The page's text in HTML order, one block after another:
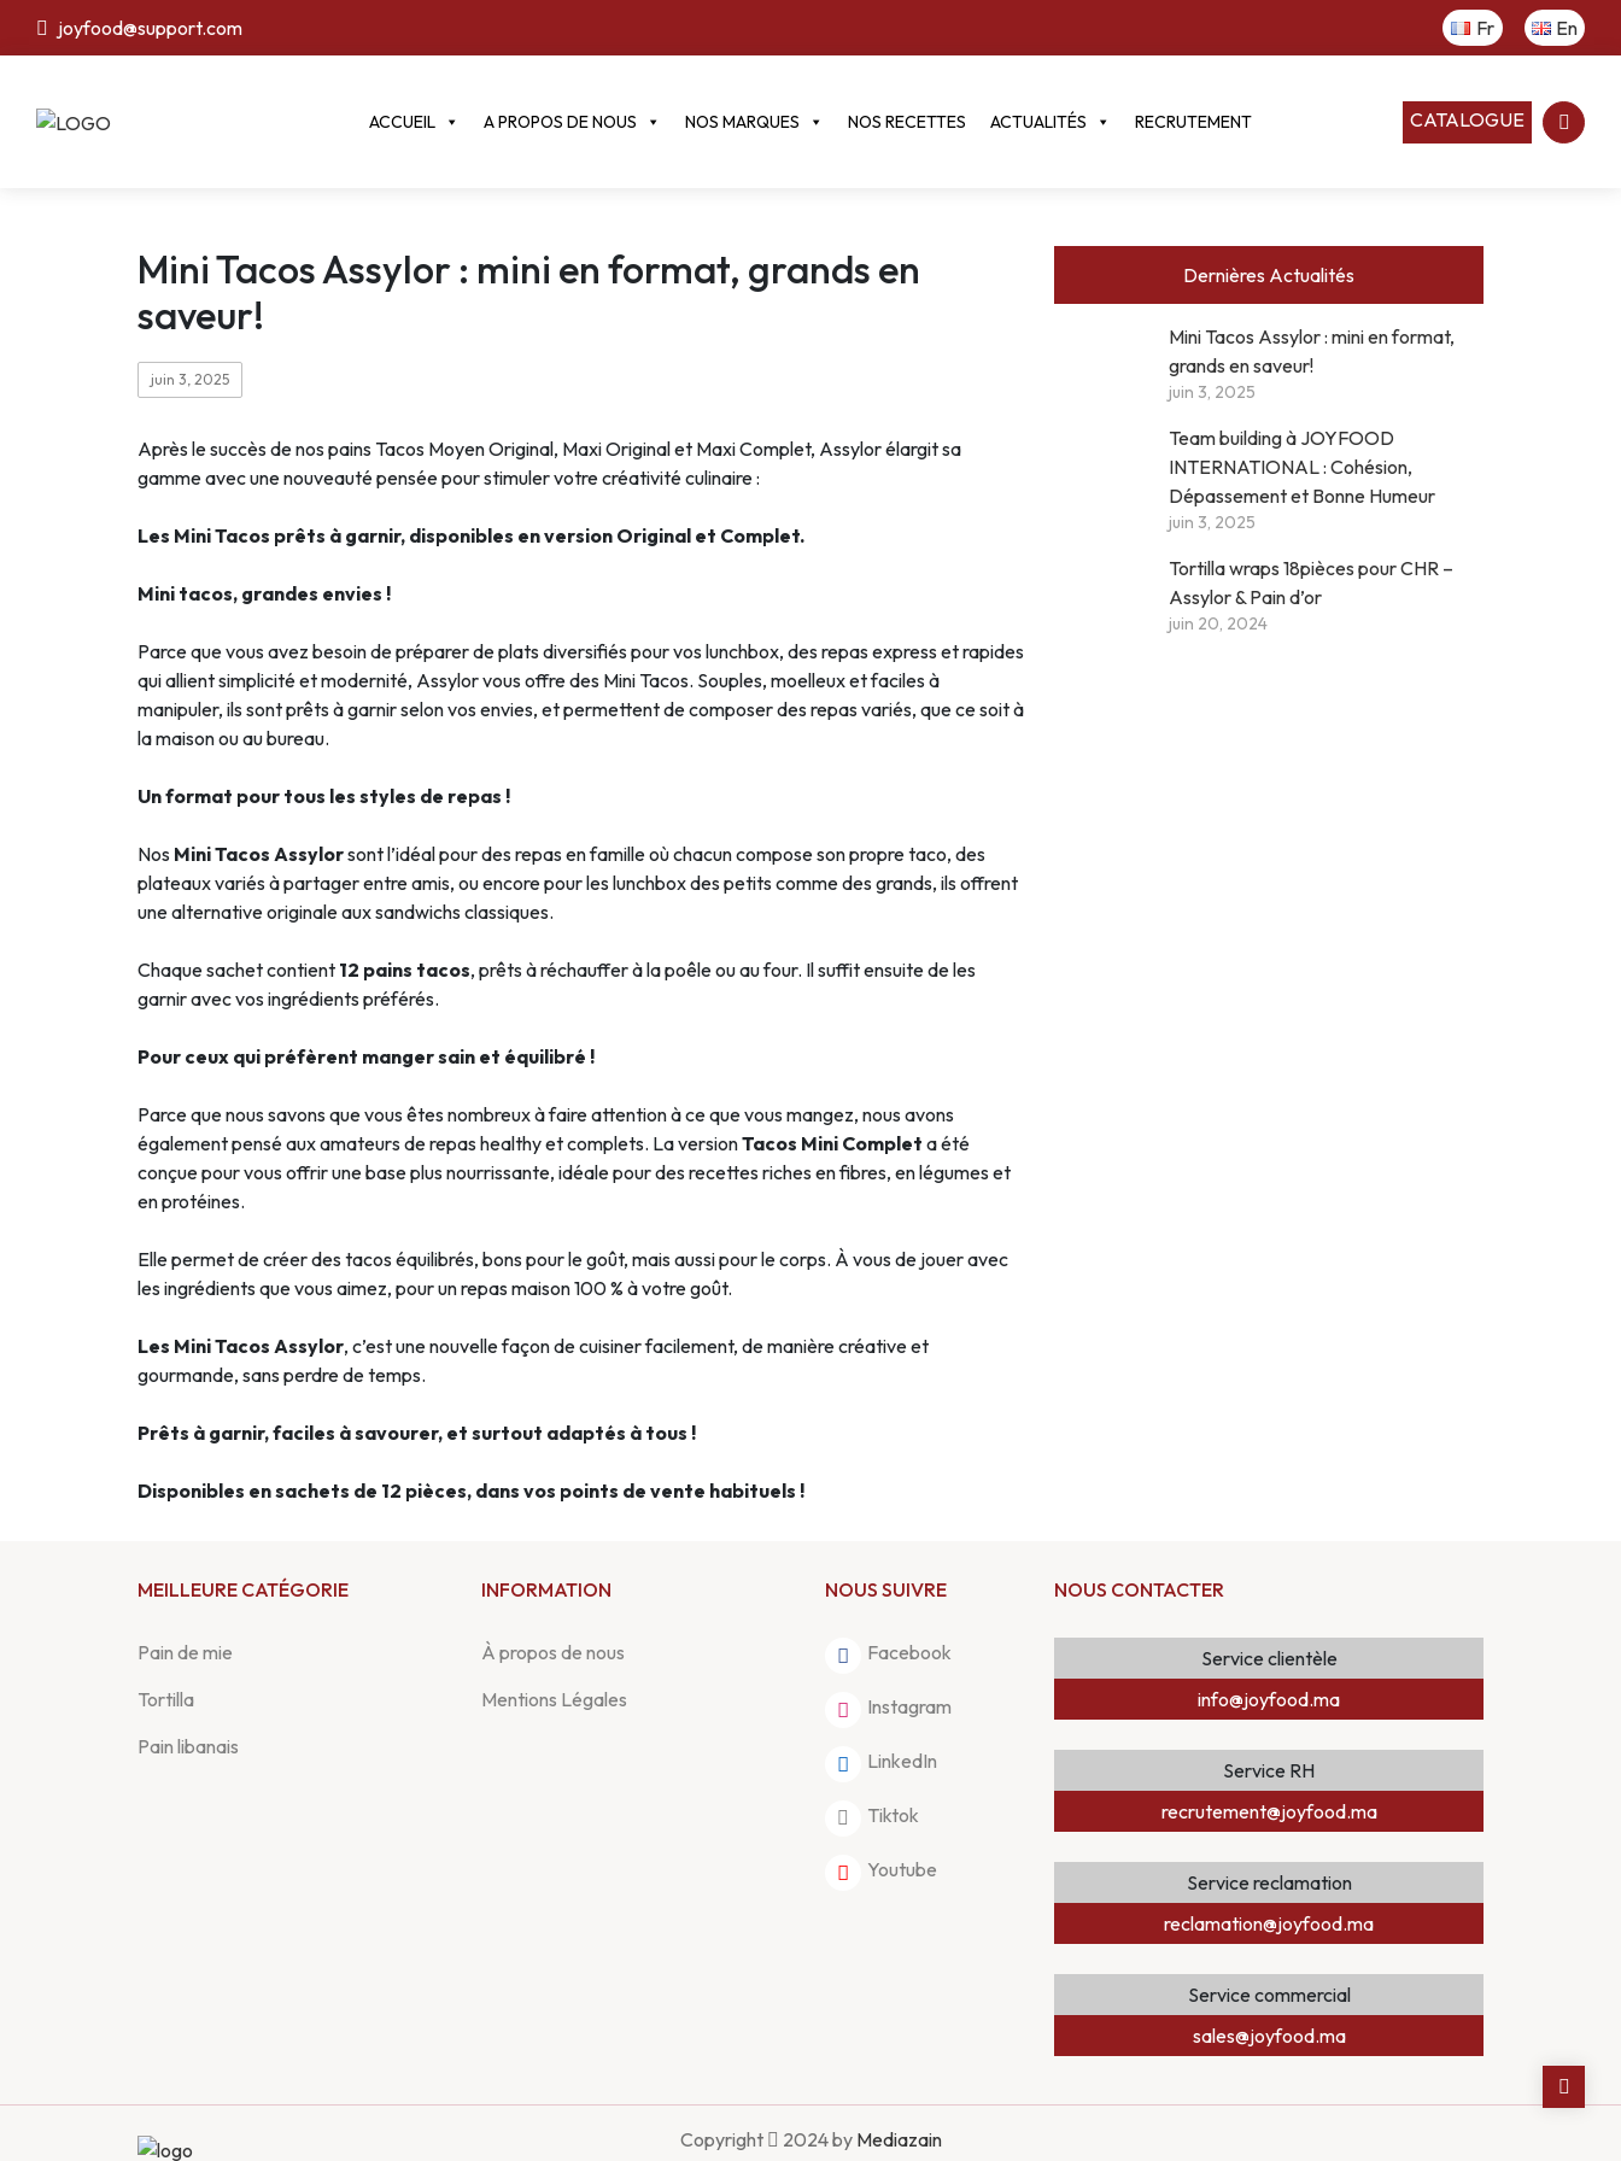
joyfood@support.com Fr En
ACCUEIL A PROPOS DE NOUS NOS MARQUES NOS RECETTES ACTUALITÉS RECRUTEMENT CATALOGUE
Mini Tacos Assylor : mini en format, grands en
saveur!
juin 3, 2025
Après le succès de nos pains Tacos Moyen Original, Maxi Original et Maxi Complet, Assylor élargit sa
gamme avec une nouveauté pensée pour stimuler votre créativité culinaire :
Les Mini Tacos prêts à garnir, disponibles en version Original et Complet.
Mini tacos, grandes envies !
Parce que vous avez besoin de préparer de plats diversifiés pour vos lunchbox, des repas express et rapides
qui allient simplicité et modernité, Assylor vous offre des Mini Tacos. Souples, moelleux et faciles à
manipuler, ils sont prêts à garnir selon vos envies, et permettent de composer des repas variés, que ce soit à
la maison ou au bureau.
Un format pour tous les styles de repas !
Nos Mini Tacos Assylorsont l’idéal pour des repas en famille où chacun compose son propre taco, des
plateaux variés à partager entre amis, ou encore pour les lunchbox des petits comme des grands, ils offrent
une alternative originale aux sandwichs classiques.
Chaque sachet contient 12 pains tacos, prêts à réchauffer à la poêle ou au four. Il suffit ensuite de les
garnir avec vos ingrédients préférés.
Pour ceux qui préfèrent manger sain et équilibré !
Parce que nous savons que vous êtes nombreux à faire attention à ce que vous mangez, nous avons
également pensé aux amateurs de repas healthy et complets. La versionTacos Mini Complet a été
conçue pour vous offrir une base plus nourrissante, idéale pour des recettes riches en fibres, en légumes et
en protéines.
Elle permet de créer des tacos équilibrés, bons pour le goût, mais aussi pour le corps. À vous de jouer avec
les ingrédients que vous aimez, pour un repas maison 100 % à votre goût.
Les Mini Tacos Assylor, c’est une nouvelle façon de cuisiner facilement, de manière créative et
gourmande, sans perdre de temps.
Prêts à garnir, faciles à savourer, et surtout adaptés à tous !
Disponibles en sachets de 12 pièces, dans vos points de vente habituels !
Dernières Actualités
Mini Tacos Assylor : mini en format,
grands en saveur!
juin 3, 2025
Team building à JOYFOOD
INTERNATIONAL : Cohésion,
Dépassement et Bonne Humeur
juin 3, 2025
Tortilla wraps 18pièces pour CHR –
Assylor & Pain d’or
juin 20, 2024
MEILLEURE CATÉGORIE
Pain de mie
Tortilla
Pain libanais
INFORMATION
À propos de nous
Mentions Légales
NOUS SUIVRE
Facebook
Instagram
LinkedIn
Tiktok
Youtube
NOUS CONTACTER
Service clientèle
info@joyfood.ma
Service RH
recrutement@joyfood.ma
Service reclamation
reclamation@joyfood.ma
Service commercial
sales@joyfood.ma
Copyright 2024 by Mediazain